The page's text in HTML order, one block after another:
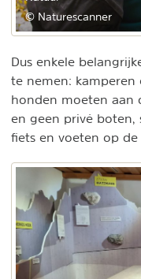
© Naturescanner
Dus enkele
te nemen: kamperen
honden moeten aan
en geen privé boten,
fiets en voeten op de